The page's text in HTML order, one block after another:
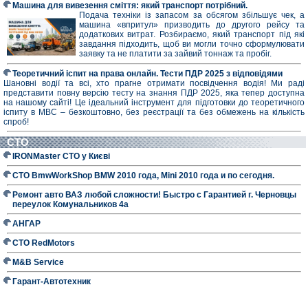
Машина для вивезення сміття: який транспорт потрібний.
Подача техніки із запасом за обсягом збільшує чек, а
машина «впритул» призводить до другого рейсу та
додаткових витрат. Розбираємо, який транспорт під які
завдання підходить, щоб ви могли точно сформулювати
заявку та не платити за зайвий тоннаж та пробіг.
Теоретичний іспит на права онлайн. Тести ПДР 2025 з відповідями
Шановні водії та всі, хто прагне отримати посвідчення водія! Ми раді
представити повну версію тесту на знання ПДР 2025, яка тепер доступна
на нашому сайті! Це ідеальний інструмент для підготовки до теоретичного
іспиту в МВС – безкоштовно, без реєстрації та без обмежень на кількість
спроб!
СТО
IRONMaster СТО у Києві
СТО BmwWorkShop BMW 2010 года, Mini 2010 года и по сегодня.
Ремонт авто ВАЗ любой сложности! Быстро с Гарантией г. Черновцы
переулок Комунальников 4а
АНГАР
СТО RedMotors
M&B Service
Гарант-Автотехник